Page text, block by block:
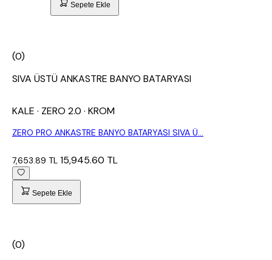
Sepete Ekle
(0)
SIVA ÜSTÜ ANKASTRE BANYO BATARYASI
KALE · ZERO 2.0 · KROM
ZERO PRO ANKASTRE BANYO BATARYASI SIVA Ü...
7,653.89 TL 15,945.60 TL
Sepete Ekle
(0)